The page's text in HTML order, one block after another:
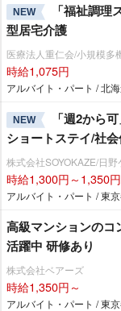
NEW
「福祉調
型居宅介護
医療法人重仁会/小規模多
時給1,075円
アルバイト・パート / 北
NEW
「週2から
ショートステイ/社
株式会社SOYOKAZE/日
時給1,300円～1,350円
アルバイト・パート / 東
高級マンションの
活躍中 研修あり
株式会社ベアーズ
時給1,350円～
アルバイト・パート / 東